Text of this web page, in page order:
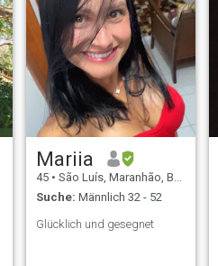
Mariia
45 • São Luís, Maranhão, Brasilien
Suche: Männlich 32 - 52
Glücklich und gesegnet